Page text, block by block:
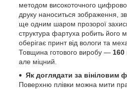
методом високоточного
друку наноситься зображення,
ще одним шаром прозорої
структура фартуха робить його
оберігає принт від вологи та
Товщина готового виробу — 160
але міцний.
Як доглядати за вініловим
Поверхню плівки можна мити